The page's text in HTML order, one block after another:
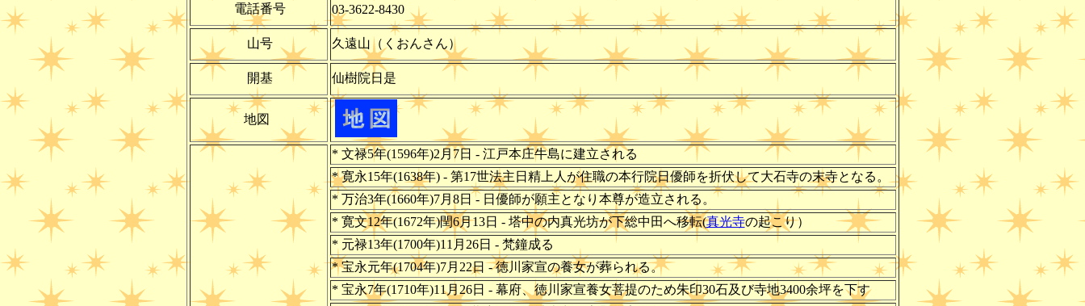
電話番号 03-3622-8430
山号 久遠山（くおんさん）
開基 仙樹院日是
地図
* 文禄5年(1596年)2月7日 - 江戸本庄牛島に建立される
* 寛永15年(1638年) - 第17世法主日精上人が住職の本行院日優師を折伏して大石寺の末寺となる。
* 万治3年(1660年)7月8日 - 日優師が願主となり本尊が造立される。
* 寛文12年(1672年)閏6月13日 - 塔中の内真光坊が下総中田へ移転(真光寺の起こり）
* 元禄13年(1700年)11月26日 - 梵鐘成る
* 宝永元年(1704年)7月22日 - 徳川家宣の養女が葬られる。
* 宝永7年(1710年)11月26日 - 幕府、徳川家宣養女菩提のため朱印30石及び寺地3400余坪を下す